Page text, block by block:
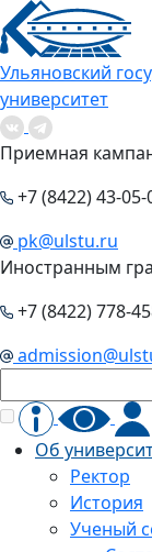
Ульяновский
университет
Приемная
+7 (8422) 43-05-
pk@ulstu.ru
Иностранным
+7 (8422) 778-
Об
Ректор
История
Ученый